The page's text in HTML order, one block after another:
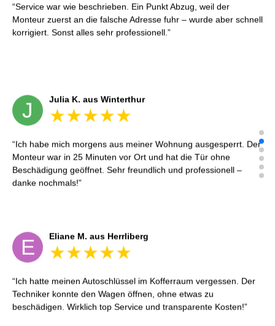
Service war wie beschrieben. Ein Punkt Abzug, weil der
Monteur zuerst an die falsche Adresse fuhr – wurde aber schnell
korrigiert. Sonst alles sehr professionell.
J Julia K. aus Winterthur
Ich habe mich morgens aus meiner Wohnung ausgesperrt. Der
Monteur war in 25 Minuten vor Ort und hat die Tür ohne
Beschädigung geöffnet. Sehr freundlich und professionell –
danke nochmals!
E Eliane M. aus Herrliberg
Ich hatte meinen Autoschlüssel im Kofferraum vergessen. Der
Techniker konnte den Wagen öffnen, ohne etwas zu
beschädigen. Wirklich top Service und transparente Kosten!